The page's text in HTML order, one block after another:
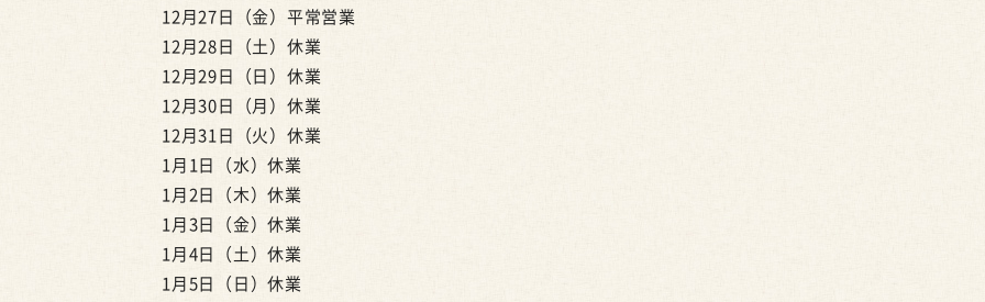
12月27日（金）平常営業
12月28日（土）休業
12月29日（日）休業
12月30日（月）休業
12月31日（火）休業
1月1日（水）休業
1月2日（木）休業
1月3日（金）休業
1月4日（土）休業
1月5日（日）休業